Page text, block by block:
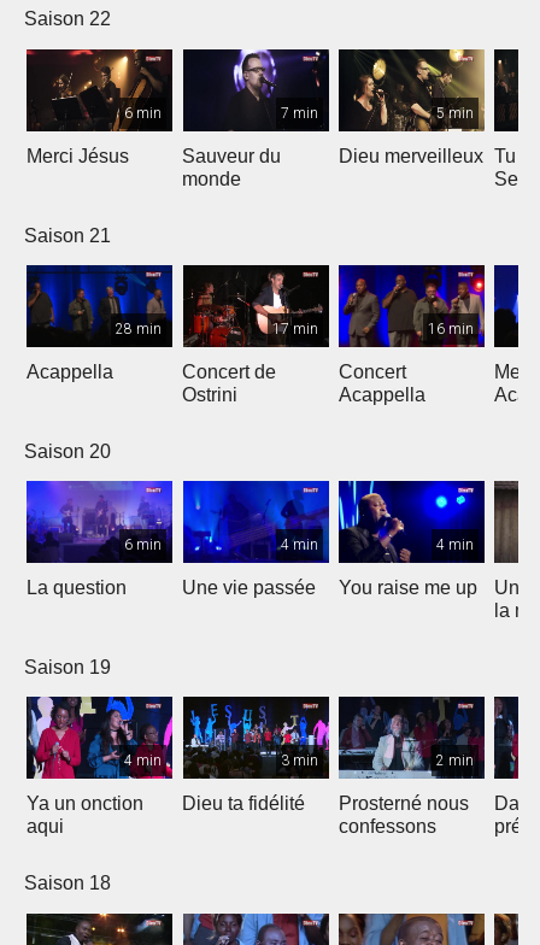
Saison 22
6 min
Merci Jésus
7 min
Sauveur du
monde
5 min
Dieu merveilleux Tu
Saison 21
28 min
Acappella
17 min
Concert de
Ostrini
16 min
Concert
Acappella
Saison 20
6 min
La question
4 min
Une vie passée
4 min
You raise me up
Une
la
Saison 19
4 min
Ya un onction
aqui
3 min
Dieu ta fidélité
2 min
Prosterné nous
confessons
Saison 18